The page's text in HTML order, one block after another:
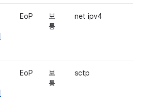
EoP
보
통
net ipv4
EoP
보
통
sctp